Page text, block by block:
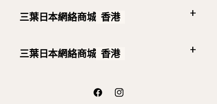
三葉日本網絡商城 香港
三葉日本網絡商城 香港
FacebookInstagram